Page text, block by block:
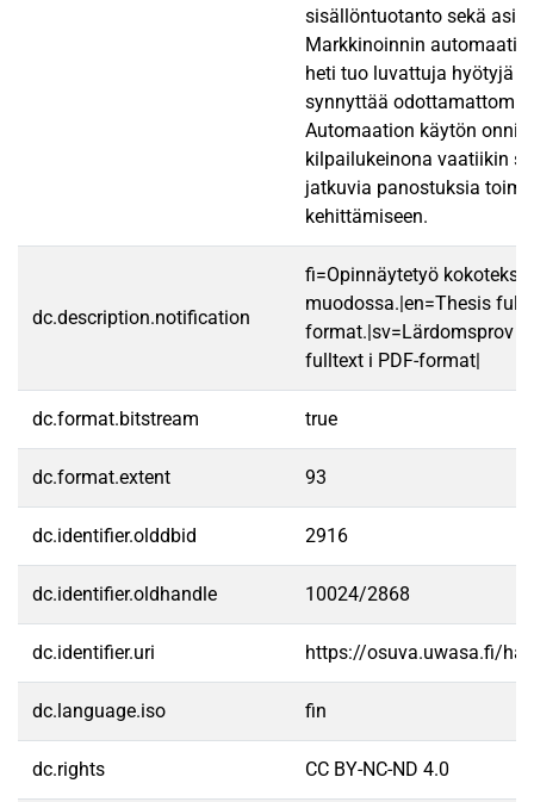
sisällöntuotanto sekä
Markkinoinnin
heti tuo luvattuja hyötyjä
synnyttää
Automaation käytön
kilpailukeinona vaatiikin
jatkuvia panostuksia
kehittämiseen.
dc.description.notification
fi=Opinnäytetyö
muodossa.|en=Thesis
format.|sv=Lärdomsprov
fulltext i PDF-format|
dc.format.bitstream true
dc.format.extent 93
dc.identifier.olddbid 2916
dc.identifier.oldhandle 10024/2868
dc.identifier.uri https://osuva.uwasa.fi/
dc.language.iso fin
dc.rights CC BY-NC-ND 4.0